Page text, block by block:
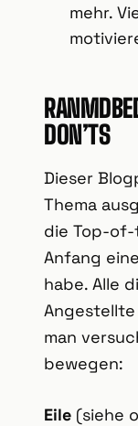
mehr.
DON’TS
Dieser
Thema
die Top-of-
Anfang
habe. Alle
man
bewegen:
Eile (siehe